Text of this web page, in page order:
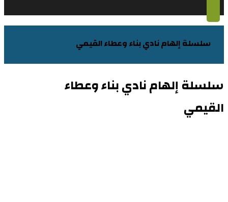
سلسلة إلهام نادي بناء وعطاء القيمي
سلسلة إلهام نادي بناء وعطاء
القيمي